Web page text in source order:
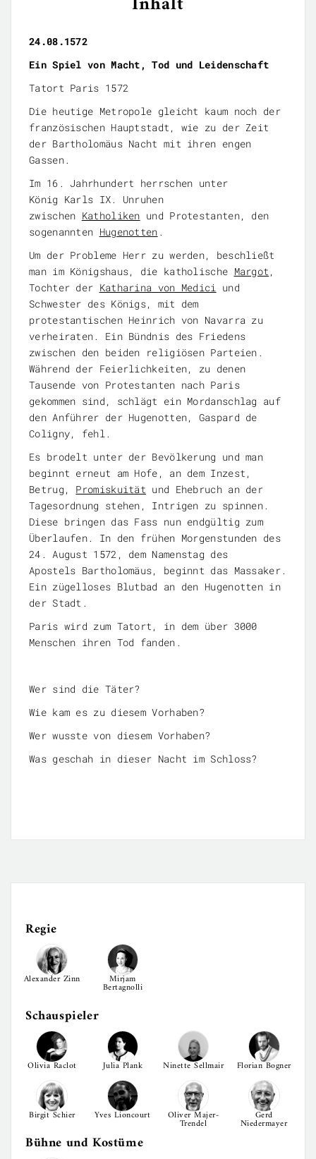
24.08.1572
Ein Spiel von Macht, Tod und Leidenschaft
Tatort Paris 1572
Die heutige Metropole gleicht kaum noch der
französischen Hauptstadt, wie zu der Zeit
der Bartholomäus Nacht mit ihren engen
Gassen.
Im 16. Jahrhundert herrschen unter
König Karls IX. Unruhen
zwischen Katholiken und Protestanten, den
sogenannten Hugenotten .
Um der Probleme Herr zu werden, beschließt
man im Königshaus, die katholische Margot ,
Tochter der Katharina von Medici und
Schwester des Königs, mit dem
protestantischen Heinrich von Navarra zu
verheiraten. Ein Bündnis des Friedens
zwischen den beiden religiösen Parteien.
Während der Feierlichkeiten, zu denen
Tausende von Protestanten nach Paris
gekommen sind, schlägt ein Mordanschlag auf
den Anführer der Hugenotten, Gaspard de
Coligny, fehl.
Es brodelt unter der Bevölkerung und man
beginnt erneut am Hofe, an dem Inzest,
Betrug, Promiskuität und Ehebruch an der
Tagesordnung stehen, Intrigen zu spinnen.
Diese bringen das Fass nun endgültig zum
Überlaufen. In den frühen Morgenstunden des
24. August 1572, dem Namenstag des
Apostels Bartholomäus, beginnt das Massaker.
Ein zügelloses Blutbad an den Hugenotten in
der Stadt.
Paris wird zum Tatort, in dem über 3000
Menschen ihren Tod fanden.
Wer sind die Täter?
Wie kam es zu diesem Vorhaben?
Wer wusste von diesem Vorhaben?
Was geschah in dieser Nacht im Schloss?
Regie
Alexander Zinn Mirjam
Bertagnolli
Schauspieler
Olivia Raclot Julia Plank Ninette Sellmair Florian Bogner
Birgit Schier Yves Lioncourt Oliver Majer-
Trendel
Gerd
Niedermayer
Bühne und Kostüme